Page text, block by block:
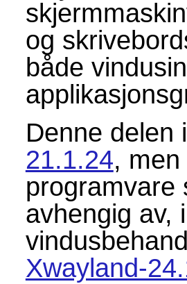
og
både
Denne
21.1.24,
programvare
avhengig av,
Xwayland-